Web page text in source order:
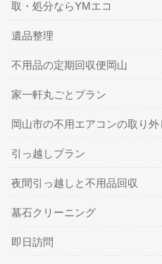
取・処分ならYMエコ
遺品整理
不用品の定期回収便岡山
家一軒丸ごとプラン
岡山市の不用エアコンの取り
引っ越しプラン
夜間引っ越しと不用品回収
墓石クリーニング
即日訪問